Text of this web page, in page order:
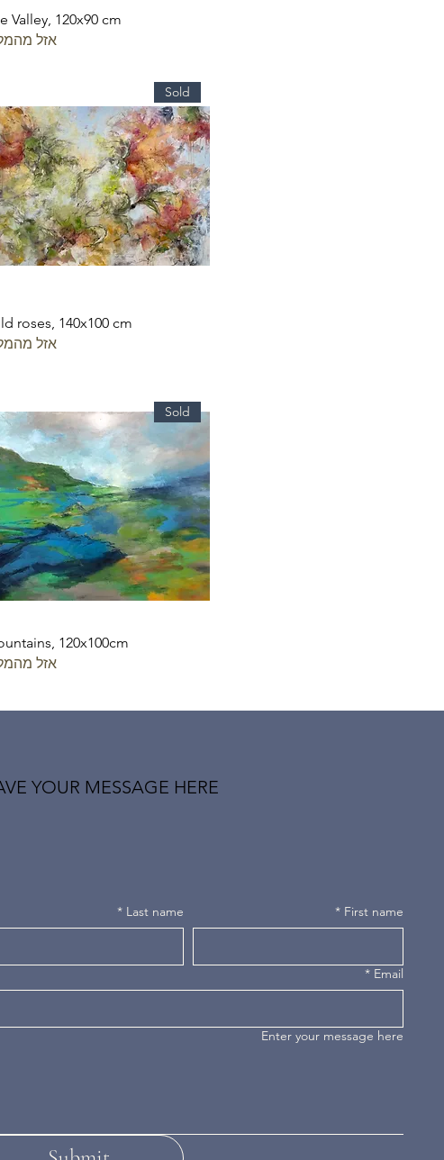
Valley, 120x90 cm
אזל
Sold
roses, 140x100 cm
אזל
Sold
120x100cm
אזל
YOUR MESSAGE HERE
First name
*
Last name
*
Email
*
Enter your message here